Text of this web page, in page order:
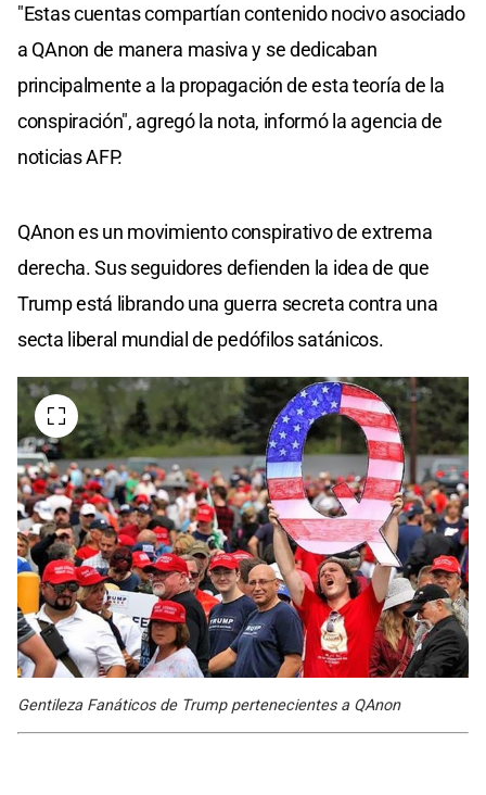
"Estas cuentas compartían contenido nocivo asociado
a QAnon de manera masiva y se dedicaban
principalmente a la propagación de esta teoría de la
conspiración", agregó la nota, informó la agencia de
noticias AFP.
QAnon es un movimiento conspirativo de extrema
derecha. Sus seguidores defienden la idea de que
Trump está librando una guerra secreta contra una
secta liberal mundial de pedófilos satánicos.
Gentileza Fanáticos de Trump pertenecientes a QAnon